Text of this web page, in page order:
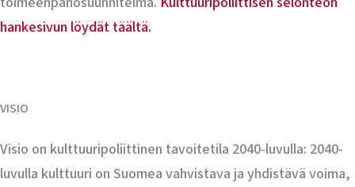
hankesivun löydät täältä.
VISIO
Visio on kulttuuripoliittinen tavoitetila 2040-luvulla: 2040-
luvulla kulttuuri on Suomea vahvistava ja yhdistävä voima,